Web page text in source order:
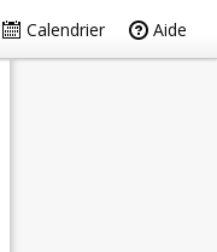
Calendrier Aide